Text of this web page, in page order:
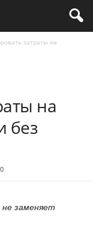
затраты на
на
без
0
заменяет